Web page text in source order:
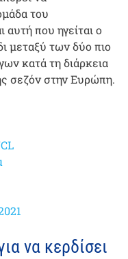
του
αυτή που ηγείται ο
μεταξύ των δύο πιο
κατά τη διάρκεια
σεζόν στην Ευρώπη.
να κερδίσει